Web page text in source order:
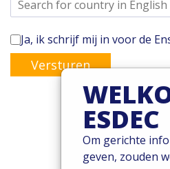
Ja, ik schrijf mij in voor de
Versturen
© 2026 Esdec. Alle
Patents
ESDEC
Om gerichte
geven, zouden